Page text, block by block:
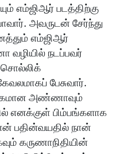
எம்ஜிஆர் படத்திற்கு
அவருடன் சேர்ந்து
எம்ஜிஆர்
நடப்பவர்
பேசுவார்.
அண்ணாவும்
எனக்குள் பிம்பங்களாக
பதின்வயதில் நான்
கருணாநிதியின்